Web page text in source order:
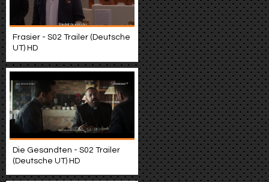
Frasier - S02 Trailer (Deutsche
UT) HD
Die Gesandten - S02 Trailer
(Deutsche UT) HD